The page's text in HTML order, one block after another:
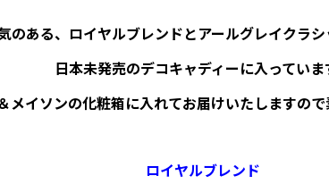
のある、ロイヤルブレンドとアールグレイクラシ
日本未発売のデコキャディーに入っていま
メイソンの化粧箱に入れてお届けいたしますので
ロイヤルブレンド